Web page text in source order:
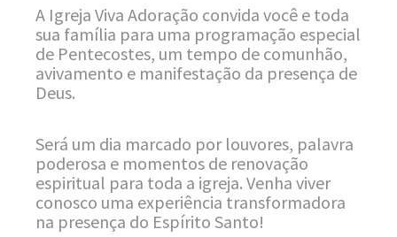
A Igreja Viva Adoração convida você e toda
sua família para uma programação especial
de Pentecostes, um tempo de comunhão,
avivamento e manifestação da presença de
Deus.
Será um dia marcado por louvores, palavra
poderosa e momentos de renovação
espiritual para toda a igreja. Venha viver
conosco uma experiência transformadora
na presença do Espírito Santo!